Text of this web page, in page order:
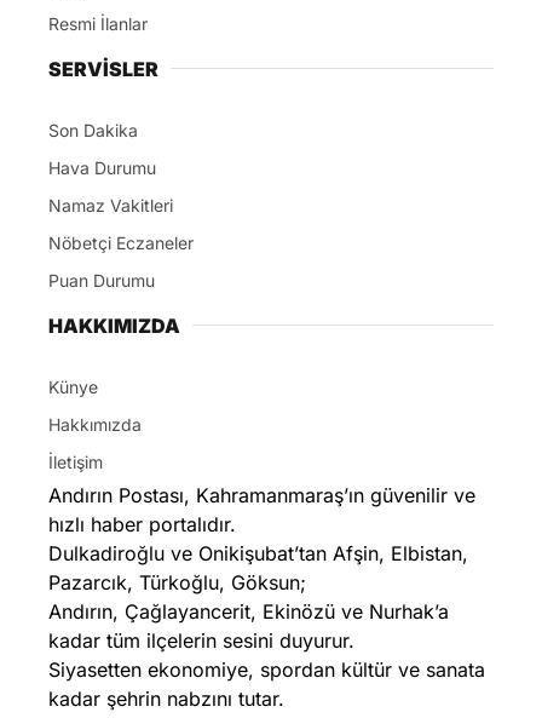
Resmi İlanlar
SERVİSLER
Son Dakika
Hava Durumu
Namaz Vakitleri
Nöbetçi Eczaneler
Puan Durumu
HAKKIMIZDA
Künye
Hakkımızda
İletişim
Andırın Postası, Kahramanmaraş’ın güvenilir ve
hızlı haber portalıdır.
Dulkadiroğlu ve Onikişubat’tan Afşin, Elbistan,
Pazarcık, Türkoğlu, Göksun;
Andırın, Çağlayancerit, Ekinözü ve Nurhak’a
kadar tüm ilçelerin sesini duyurur.
Siyasetten ekonomiye, spordan kültür ve sanata
kadar şehrin nabzını tutar.